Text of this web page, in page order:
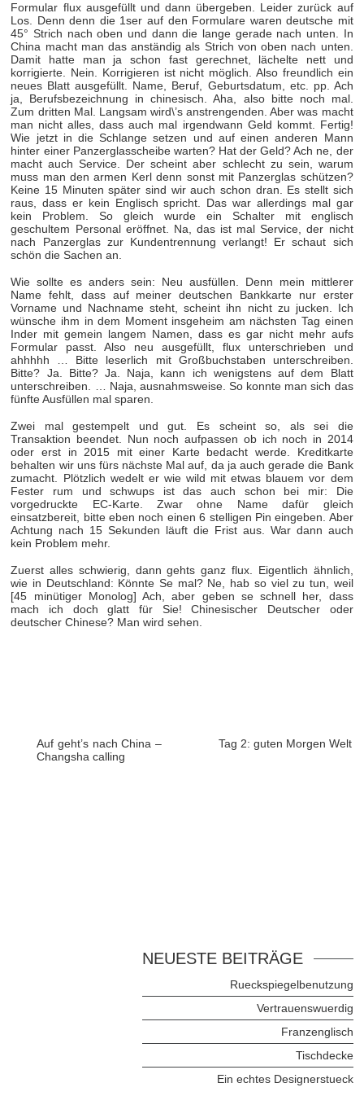
Formular flux ausgefüllt und dann übergeben. Leider zurück auf
Los. Denn denn die 1ser auf den Formulare waren deutsche mit
45° Strich nach oben und dann die lange gerade nach unten. In
China macht man das anständig als Strich von oben nach unten.
Damit hatte man ja schon fast gerechnet, lächelte nett und
korrigierte. Nein. Korrigieren ist nicht möglich. Also freundlich ein
neues Blatt ausgefüllt. Name, Beruf, Geburtsdatum, etc. pp. Ach
ja, Berufsbezeichnung in chinesisch. Aha, also bitte noch mal.
Zum dritten Mal. Langsam wird\’s anstrengenden. Aber was macht
man nicht alles, dass auch mal irgendwann Geld kommt. Fertig!
Wie jetzt in die Schlange setzen und auf einen anderen Mann
hinter einer Panzerglasscheibe warten? Hat der Geld? Ach ne, der
macht auch Service. Der scheint aber schlecht zu sein, warum
muss man den armen Kerl denn sonst mit Panzerglas schützen?
Keine 15 Minuten später sind wir auch schon dran. Es stellt sich
raus, dass er kein Englisch spricht. Das war allerdings mal gar
kein Problem. So gleich wurde ein Schalter mit englisch
geschultem Personal eröffnet. Na, das ist mal Service, der nicht
nach Panzerglas zur Kundentrennung verlangt! Er schaut sich
schön die Sachen an.
Wie sollte es anders sein: Neu ausfüllen. Denn mein mittlerer
Name fehlt, dass auf meiner deutschen Bankkarte nur erster
Vorname und Nachname steht, scheint ihn nicht zu jucken. Ich
wünsche ihm in dem Moment insgeheim am nächsten Tag einen
Inder mit gemein langem Namen, dass es gar nicht mehr aufs
Formular passt. Also neu ausgefüllt, flux unterschrieben und
ahhhhh … Bitte leserlich mit Großbuchstaben unterschreiben.
Bitte? Ja. Bitte? Ja. Naja, kann ich wenigstens auf dem Blatt
unterschreiben. … Naja, ausnahmsweise. So konnte man sich das
fünfte Ausfüllen mal sparen.
Zwei mal gestempelt und gut. Es scheint so, als sei die
Transaktion beendet. Nun noch aufpassen ob ich noch in 2014
oder erst in 2015 mit einer Karte bedacht werde. Kreditkarte
behalten wir uns fürs nächste Mal auf, da ja auch gerade die Bank
zumacht. Plötzlich wedelt er wie wild mit etwas blauem vor dem
Fester rum und schwups ist das auch schon bei mir: Die
vorgedruckte EC-Karte. Zwar ohne Name dafür gleich
einsatzbereit, bitte eben noch einen 6 stelligen Pin eingeben. Aber
Achtung nach 15 Sekunden läuft die Frist aus. War dann auch
kein Problem mehr.
Zuerst alles schwierig, dann gehts ganz flux. Eigentlich ähnlich,
wie in Deutschland: Könnte Se mal? Ne, hab so viel zu tun, weil
[45 minütiger Monolog] Ach, aber geben se schnell her, dass
mach ich doch glatt für Sie! Chinesischer Deutscher oder
deutscher Chinese? Man wird sehen.
Auf geht’s nach China –
Changsha calling
Tag 2: guten Morgen Welt
NEUESTE BEITRÄGE
Rueckspiegelbenutzung
Vertrauenswuerdig
Franzenglisch
Tischdecke
Ein echtes Designerstueck